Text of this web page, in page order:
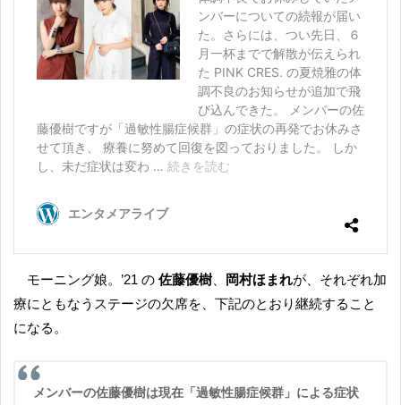
モーニング娘。’21 の佐藤優樹、 岡村ほまれが、それぞれ加
療にともなうステージの欠席を、下記のとおり継続すること
になる。
メンバーの佐藤優樹は現在「過敏性腸症候群」による症状